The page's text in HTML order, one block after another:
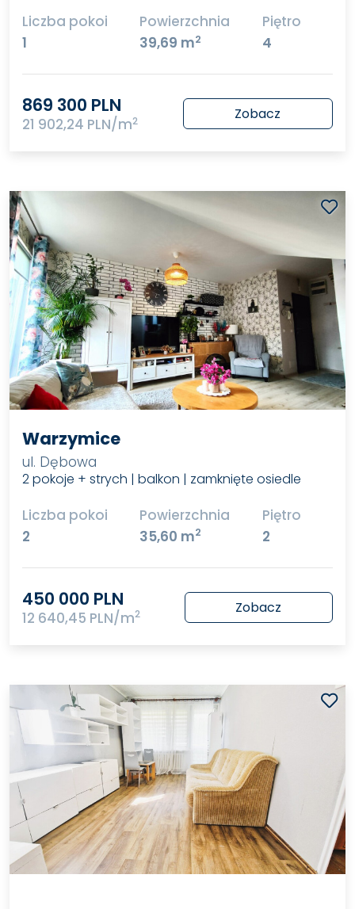
Liczba pokoi
1
Powierzchnia
39,69 m2
Piętro
4
869 300 PLN
21 902,24 PLN/m2 Zobacz
Warzymice
ul. Dębowa
2 pokoje + strych | balkon | zamknięte osiedle
Liczba pokoi
2
Powierzchnia
35,60 m2
Piętro
2
450 000 PLN
12 640,45 PLN/m2 Zobacz